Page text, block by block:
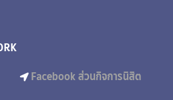
Facebook ส่วนกิจการนิสิต